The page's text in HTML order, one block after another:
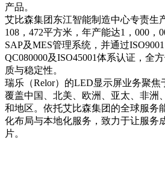
产品。
艾比森集团东江智能制造中心专责生
108，472平方米，年产能达1，000，
SAP及MES管理系统，并通过ISO9001
QC080000及ISO45001体系认证，全
质与稳定性。
瑞乐（Relor）的LED显示屏业务聚
覆盖中国、北美、欧洲、亚太、非洲
和地区。依托艾比森集团的全球服务
化布局与本地化服务，致力于让服务
片。